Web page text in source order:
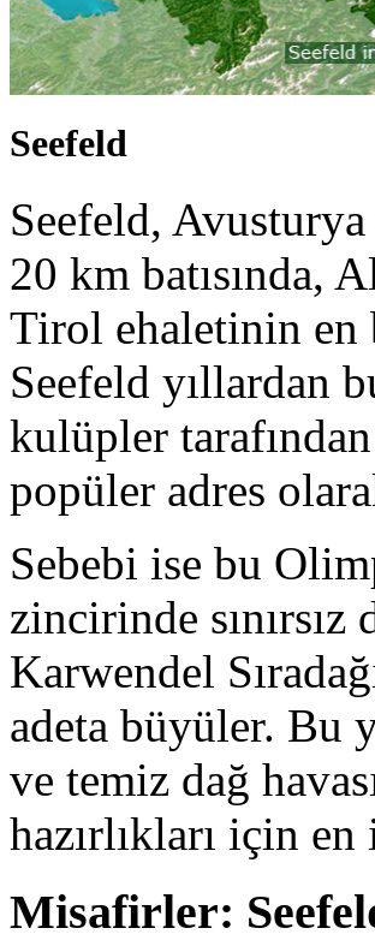
Seefeld
Seefeld,
20 km batısında,
Tirol ehaletinin en
Seefeld yıllardan
kulüpler
popüler adres
Sebebi ise bu
zincirinde
Karwendel
adeta büyüler. Bu
ve temiz dağ
hazırlıkları için
Misafirler: